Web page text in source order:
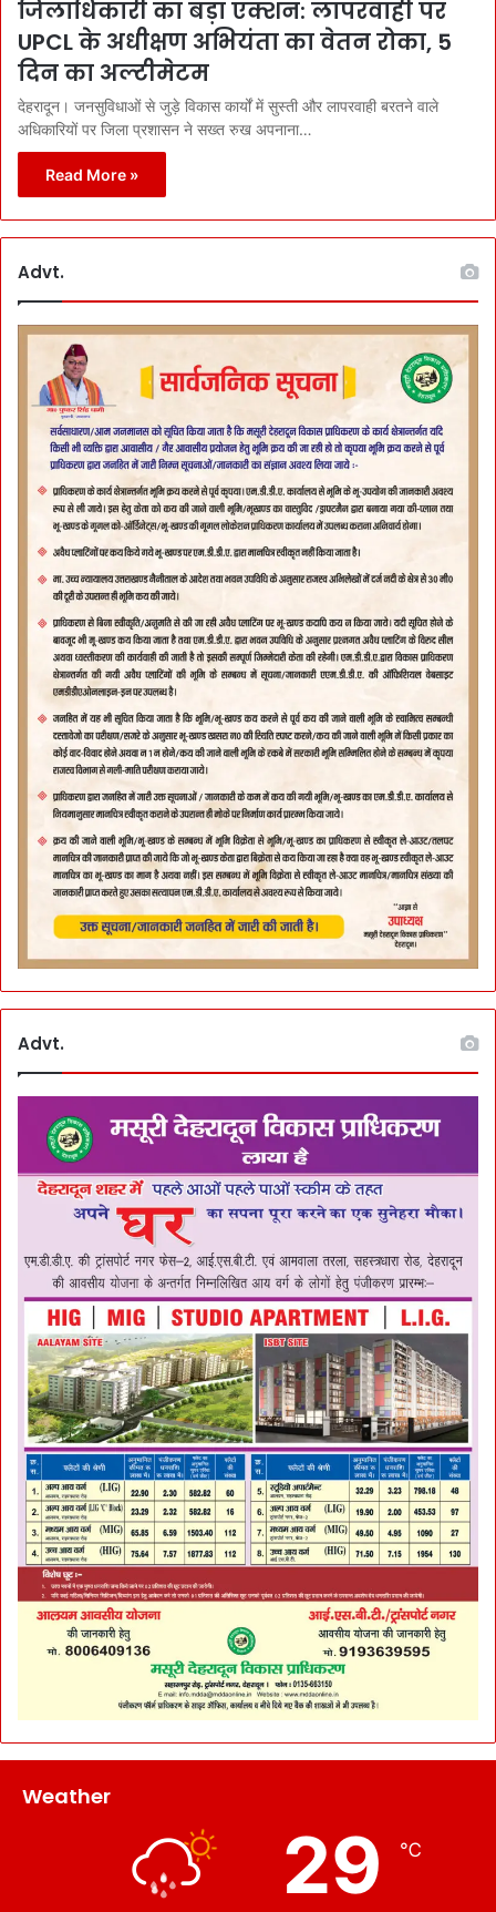
जिलाधिकारी का बड़ा एक्शन: लापरवाही पर
UPCL के अधीक्षण अभियंता का वेतन रोका, 5
दिन का अल्टीमेटम
देहरादून। जनसुविधाओं से जुड़े विकास कार्यों में सुस्ती और लापरवाही बरतने वाले
अधिकारियों पर जिला प्रशासन ने सख्त रुख अपनाना…
Read More »
Advt.
Advt.
Weather
29 ℃